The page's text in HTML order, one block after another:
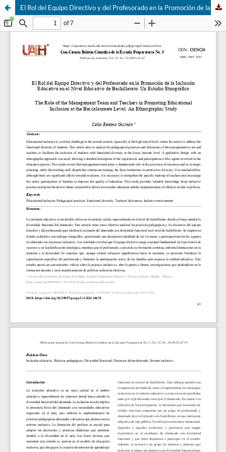
El Rol del Equipo Directivo y del Profesorado en la Promoción de la Inclusión Educativa en el Nivel Educativo de Bachillerato: Un Estudio Etnográfico